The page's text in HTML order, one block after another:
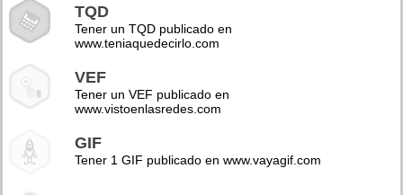
TQD
Tener un TQD publicado en
www.teniaquedecirlo.com
VEF
Tener un VEF publicado en
www.vistoenlasredes.com
GIF
Tener 1 GIF publicado en www.vayagif.com